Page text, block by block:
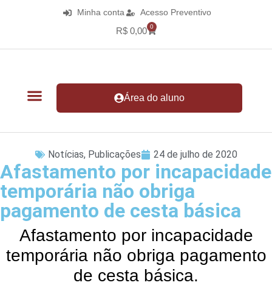
Minha conta Acesso Preventivo
R$ 0,00 0
Área do aluno
Notícias, Publicações 24 de julho de 2020
Afastamento por incapacidade
temporária não obriga
pagamento de cesta básica
Afastamento por incapacidade
temporária não obriga pagamento
de cesta básica.